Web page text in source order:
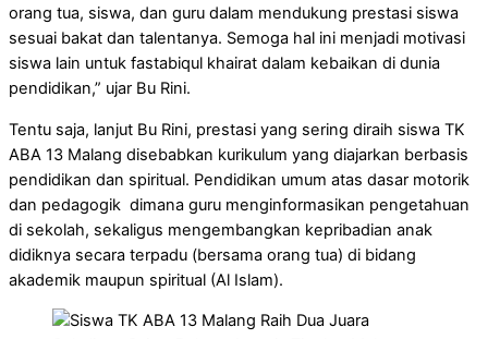
orang tua, siswa, dan guru dalam mendukung prestasi siswa
sesuai bakat dan talentanya. Semoga hal ini menjadi motivasi
siswa lain untuk fastabiqul khairat dalam kebaikan di dunia
pendidikan,” ujar Bu Rini.
Tentu saja, lanjut Bu Rini, prestasi yang sering diraih siswa TK
ABA 13 Malang disebabkan kurikulum yang diajarkan berbasis
pendidikan dan spiritual. Pendidikan umum atas dasar motorik
dan pedagogik dimana guru menginformasikan pengetahuan
di sekolah, sekaligus mengembangkan kepribadian anak
didiknya secara terpadu (bersama orang tua) di bidang
akademik maupun spiritual (Al Islam).